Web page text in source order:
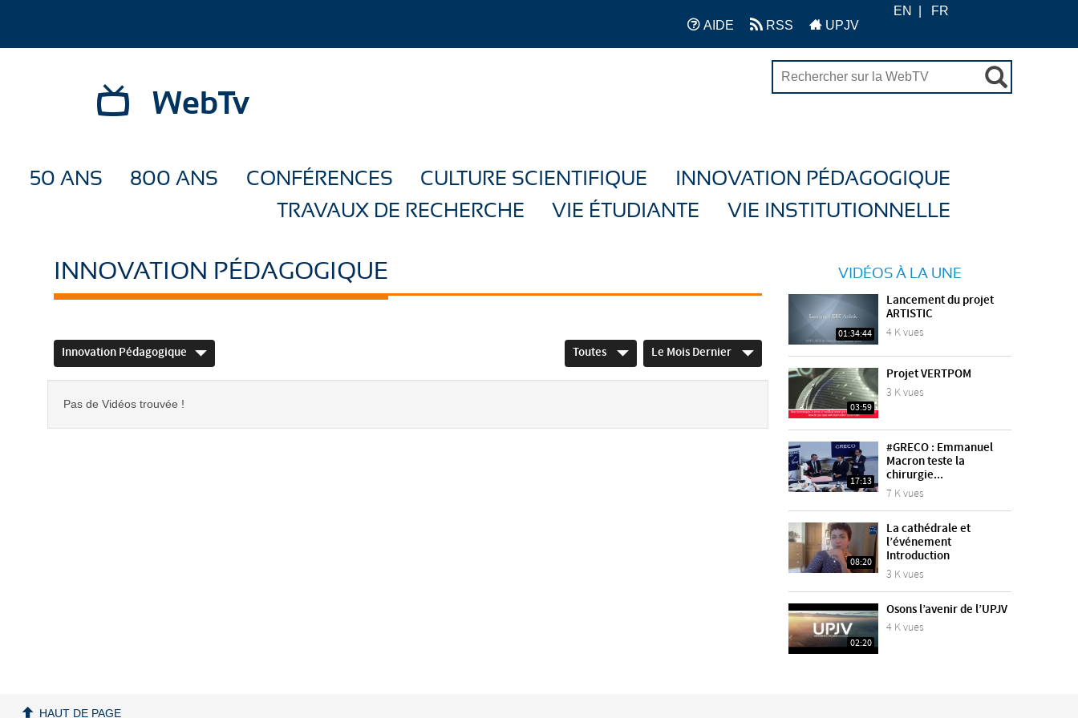
AIDE RSS UPJV
EN FR
WebTv
50 ANS 800 ANS CONFÉRENCES CULTURE SCIENTIFIQUE
INNOVATION PÉDAGOGIQUE
TRAVAUX DE RECHERCHE
VIE ÉTUDIANTE VIE INSTITUTIONNELLE
INNOVATION PÉDAGOGIQUE
Innovation Pédagogique Toutes Le Mois Dernier
Pas de Vidéos trouvée !
VIDÉOS À LA UNE
01:34:44
Lancement du projet
ARTISTIC
4 K vues
03:59
Projet VERTPOM
3 K vues
17:13
#GRECO : Emmanuel
Macron teste la
chirurgie...
7 K vues
08:20
La cathédrale et
l’événement
Introduction
3 K vues
02:20
Osons l’avenir de l’UPJV
4 K vues
HAUT DE PAGE